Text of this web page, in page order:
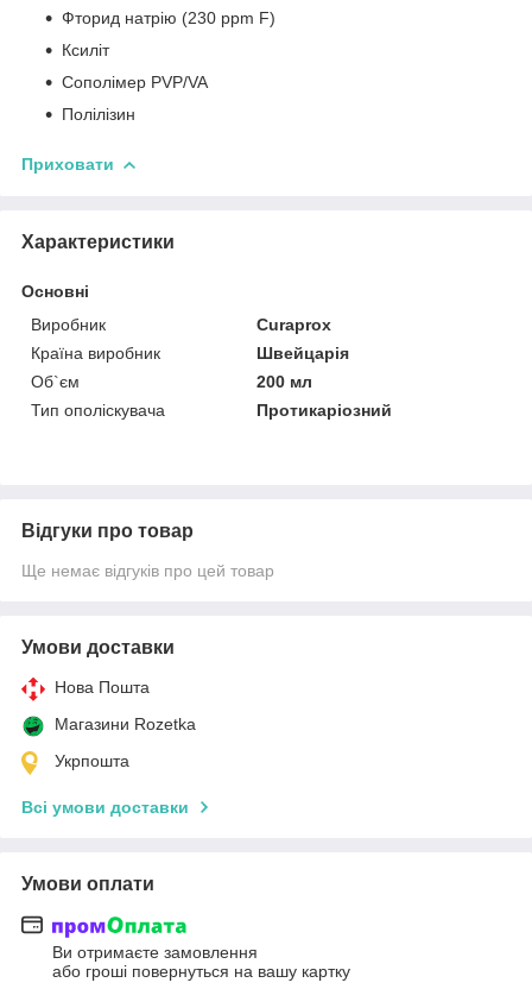
Фторид натрію (230 ppm F)
Ксиліт
Сополімер PVP/VA
Полілізин
Приховати
Характеристики
Основні
Виробник
Curaprox
Країна виробник
Швейцарія
Об`єм
200 мл
Тип ополіскувача
Протикаріозний
Відгуки про товар
Ще немає відгуків про цей товар
Умови доставки
Нова Пошта
Магазини Rozetka
Укрпошта
Всі умови доставки
Умови оплати
Ви отримаєте замовлення
або гроші повернуться на вашу картку